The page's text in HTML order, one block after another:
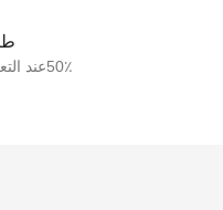
50٪عند التعاقد50٪عند الاستلام